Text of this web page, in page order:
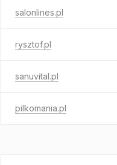
salonlines.pl
rysztof.pl
sanuvital.pl
pilkomania.pl